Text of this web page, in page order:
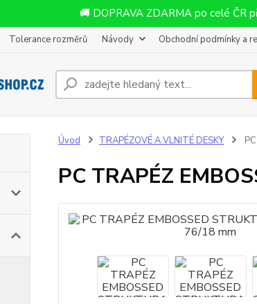
🚚 DOPRAVA ZDARMA po celé ČR
Tolerance rozměrů Návody Obchodní podmínky a
Úvod TRAPÉZOVÉ A VLNITÉ DESKY
PC TRAPÉZ